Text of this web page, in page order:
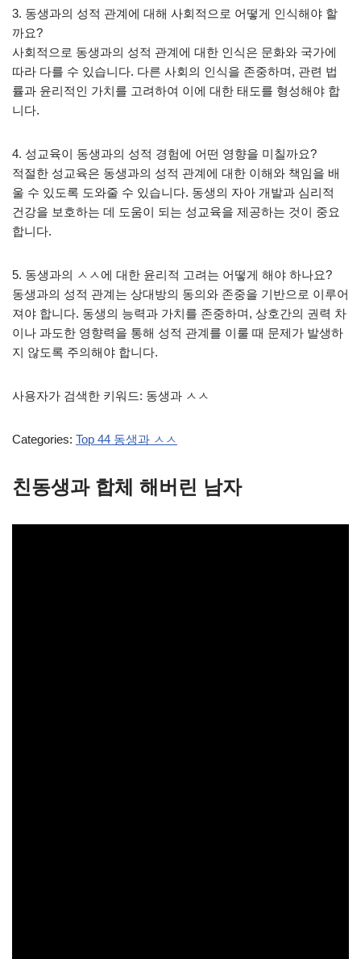
3. 동생과의 성적 관계에 대해 사회적으로 어떻게 인식해야 할
까요?
사회적으로 동생과의 성적 관계에 대한 인식은 문화와 국가에
따라 다를 수 있습니다. 다른 사회의 인식을 존중하며, 관련 법
률과 윤리적인 가치를 고려하여 이에 대한 태도를 형성해야 합
니다.
4. 성교육이 동생과의 성적 경험에 어떤 영향을 미칠까요?
적절한 성교육은 동생과의 성적 관계에 대한 이해와 책임을 배
울 수 있도록 도와줄 수 있습니다. 동생의 자아 개발과 심리적
건강을 보호하는 데 도움이 되는 성교육을 제공하는 것이 중요
합니다.
5. 동생과의 ㅅㅅ에 대한 윤리적 고려는 어떻게 해야 하나요?
동생과의 성적 관계는 상대방의 동의와 존중을 기반으로 이루어
져야 합니다. 동생의 능력과 가치를 존중하며, 상호간의 권력 차
이나 과도한 영향력을 통해 성적 관계를 이룰 때 문제가 발생하
지 않도록 주의해야 합니다.
사용자가 검색한 키워드: 동생과 ㅅㅅ
Categories: Top 44 동생과 ㅅㅅ
친동생과 합체 해버린 남자